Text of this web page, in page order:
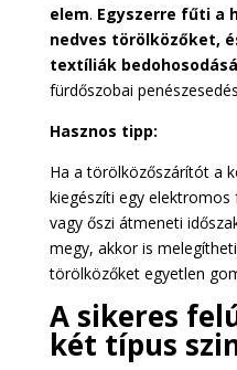
elem. Egyszerre fűti a
nedves törölközőket,
textíliák
fürdőszobai
Hasznos tipp:
Ha a törölközőszárítót a
kiegészíti egy
vagy őszi átmeneti
megy, akkor is
törölközőket egyetlen
A sikeres
két típus